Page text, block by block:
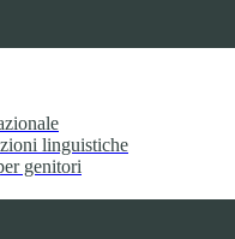
linguistiche
genitori